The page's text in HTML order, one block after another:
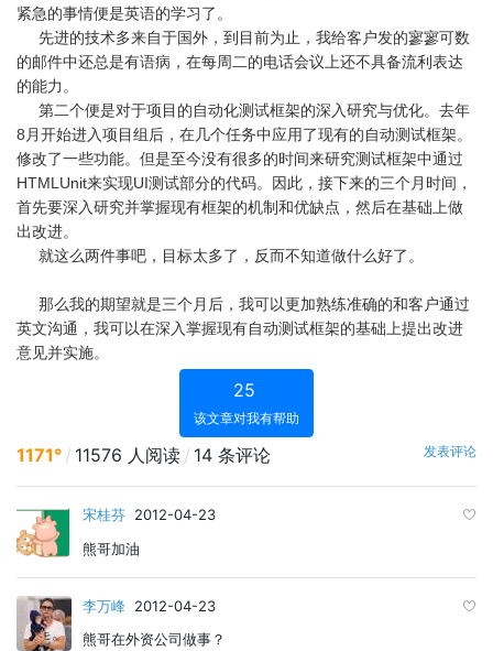
紧急的事情便是英语的学习了。
先进的技术多来自于国外，到目前为止，我给客户发的寥寥可数
的邮件中还总是有语病，在每周二的电话会议上还不具备流利表达
的能力。
第二个便是对于项目的自动化测试框架的深入研究与优化。去年
8月开始进入项目组后，在几个任务中应用了现有的自动测试框架。
修改了一些功能。但是至今没有很多的时间来研究测试框架中通过
HTMLUnit来实现UI测试部分的代码。因此，接下来的三个月时间，
首先要深入研究并掌握现有框架的机制和优缺点，然后在基础上做
出改进。
就这么两件事吧，目标太多了，反而不知道做什么好了。
那么我的期望就是三个月后，我可以更加熟练准确的和客户通过
英文沟通，我可以在深入掌握现有自动测试框架的基础上提出改进
意见并实施。
25
该文章对我有帮助
1171° / 11576 人阅读 / 14 条评论 发表评论
宋桂芬 2012-04-23
熊哥加油
李万峰 2012-04-23
熊哥在外资公司做事？